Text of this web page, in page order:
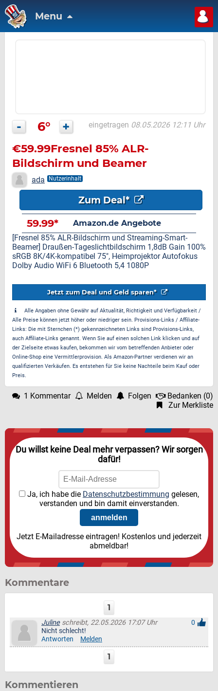
Menu
- 6° + eingetragen 08.05.2026 12:11 Uhr
€59.99Fresnel 85% ALR-
Bildschirm und Beamer
ada Nutzerinhalt
Zum Deal*
59.99*
Amazon.de Angebote
[Fresnel 85% ALR-Bildschirm und Streaming-Smart-
Beamer] Draußen-Tageslichtbildschirm 1,8dB Gain 100%
sRGB 8K/4K-kompatibel 75", Heimprojektor Autofokus
Dolby Audio WiFi 6 Bluetooth 5,4 1080P
Jetzt zum Deal und Geld sparen*
Alle Angaben ohne Gewähr auf Aktualität, Richtigkeit und Verfügbarkeit /
Alle Preise können jetzt höher oder niedriger sein. Provisions-Links / Affiliate-
Links: Die mit Sternchen (*) gekennzeichneten Links sind Provisions-Links,
auch Affiliate-Links genannt. Wenn Sie auf einen solchen Link klicken und auf
der Zielseite etwas kaufen, bekommen wir vom betreffenden Anbieter oder
Online-Shop eine Vermittlerprovision. Als Amazon-Partner verdienen wir an
qualifizierten Verkäufen. Es entstehen für Sie keine Nachteile beim Kauf oder
Preis.
1 Kommentar Melden Folgen Bedanken (0)
Zur Merkliste
Du willst keine Deal mehr verpassen? Wir sorgen
dafür!
Ja, ich habe die Datenschutzbestimmung gelesen,
verstanden und bin damit einverstanden.
Jetzt E-Mailadresse eintragen! Kostenlos und jederzeit
abmeldbar!
Kommentare
1
Julineschreibt, 22.05.2026 17:07 Uhr
0
Nicht schlecht!
Antworten
Melden
1
Kommentieren